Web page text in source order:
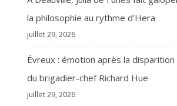
la philosophie au rythme d’Hera
juillet 29, 2026
Évreux : émotion après la disparition
du brigadier-chef Richard Hue
juillet 29, 2026